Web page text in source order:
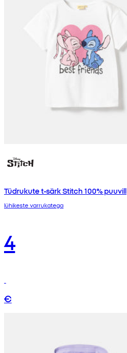
Tüdrukute t-särk Stitch 100% puuvill
lühikeste varrukatega
4
€